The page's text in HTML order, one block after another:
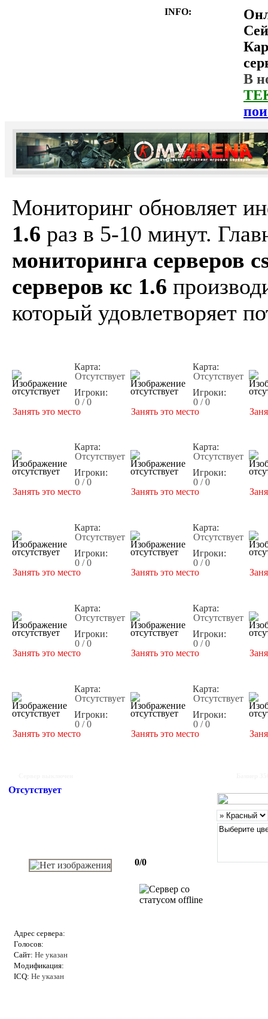
INFO:
В
Мониторинг обновляет
1.6 раз в 5-10 минут.
мониторинга серверов
серверов кс 1.6
который удовлетворяет
Карта:
Отсутствует
Игроки:
0 / 0
Занять это место
Карта:
Отсутствует
Игроки:
0 / 0
Занять это место
Карта:
Отсутствует
Игроки:
0 / 0
Занять это место
Карта:
Отсутствует
Игроки:
0 / 0
Занять это место
Карта:
Отсутствует
Игроки:
0 / 0
Занять это место
Карта:
Отсутствует
Игроки:
0 / 0
Занять это место
Карта:
Отсутствует
Игроки:
0 / 0
Занять это место
Карта:
Отсутствует
Игроки:
0 / 0
Занять это место
Карта:
Отсутствует
Игроки:
0 / 0
Занять это место
Карта:
Отсутствует
Игроки:
0 / 0
Занять это место
Отсутствует
0/0
Адрес сервера:
Голосов:
Сайт: Не указан
Модификация:
ICQ: Не указан